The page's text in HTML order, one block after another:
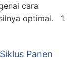
cara
optimal. 1.
Panen